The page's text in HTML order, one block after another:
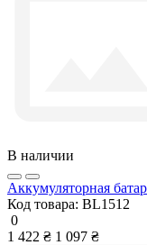
В наличии
Аккумуляторная
Код товара: BL1512
0
1 422 ₴ 1 097 ₴